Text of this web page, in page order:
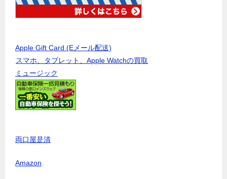
Apple Gift Card (Eメール配送)
スマホ、タブレット、Apple Watchの買取
ミュージック
両口屋是清
Amazon